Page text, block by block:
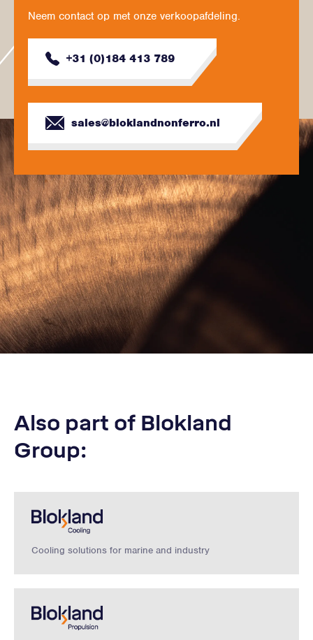
Neem contact op met onze verkoopafdeling.
+31 (0)184 413 789
sales@bloklandnonferro.nl
Also part of Blokland
Group:
Cooling solutions for marine and industry